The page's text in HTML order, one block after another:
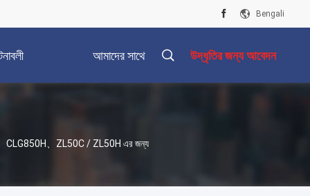
Bengali
আমাদের সাথে উদ্ধৃতির জন্য আবেদন
CLG850H、ZL50C / ZL50H এর জন্য